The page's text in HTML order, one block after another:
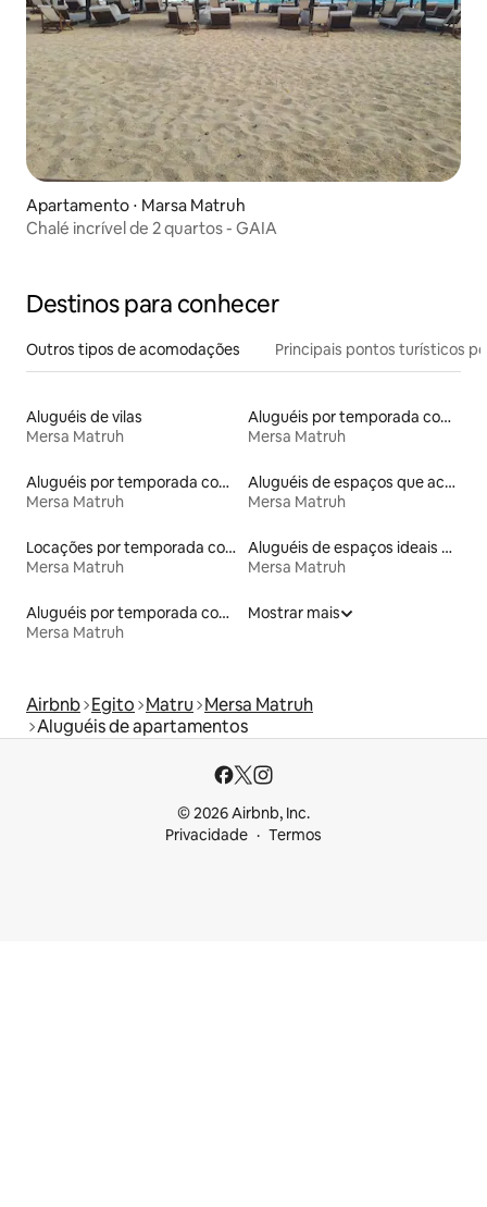
Apartamento ⋅ Marsa Matruh
Chalé incrível de 2 quartos - GAIA
Destinos para conhecer
Outros tipos de acomodações Principais pontos turísticos
Aluguéis de vilas
Mersa Matruh
Aluguéis por temporada com banheira de hidromassagem
Mersa Matruh
Aluguéis por temporada com acesso ao lago
Mersa Matruh
Aluguéis de espaços que aceitam animais de estimação
Mersa Matruh
Locações por temporada com piscina
Mersa Matruh
Aluguéis de espaços ideais para famílias
Mersa Matruh
Aluguéis por temporada com acesso à praia
Mersa Matruh
Mostrar mais
Airbnb Egito Matru Mersa Matruh
Aluguéis de apartamentos
© 2026 Airbnb, Inc.
Privacidade
Termos